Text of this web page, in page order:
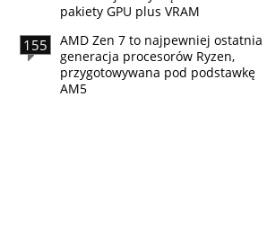
pakiety GPU plus VRAM
155
AMD Zen 7 to najpewniej ostatnia
generacja procesorów Ryzen,
przygotowywana pod podstawkę
AM5